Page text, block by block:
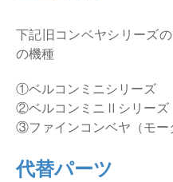
下記旧コンベヤシリーズ
の機種
①ベルコンミニシリーズ
②ベルコンミニⅡシリーズ
③ファインコンベヤ（モー
代替パーツ